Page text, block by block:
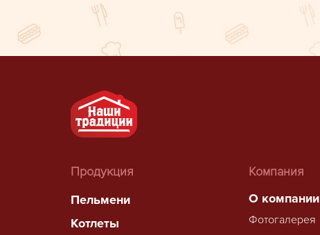
Продукция
Пельмени
Котлеты
Компания
О компании
Фотогалерея